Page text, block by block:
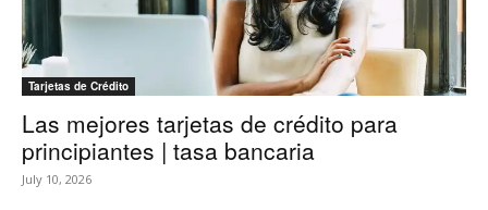
Tarjetas de Crédito
Las mejores tarjetas de crédito para
principiantes | tasa bancaria
July 10, 2026